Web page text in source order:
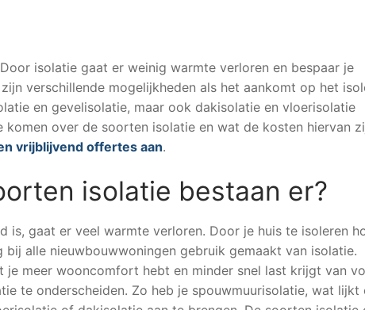
isolatie gaat er weinig warmte verloren en bespaar je
verschillende mogelijkheden als het aankomt op het
en gevelisolatie, maar ook dakisolatie en vloerisolatie
over de soorten isolatie en wat de kosten hiervan
vrijblijvend offertes aan.
isolatie bestaan er?
is, gaat er veel warmte verloren. Door je huis te isoleren
alle nieuwbouwwoningen gebruik gemaakt van isolatie.
je meer wooncomfort hebt en minder snel last krijgt van
te onderscheiden. Zo heb je spouwmuurisolatie, wat lijkt